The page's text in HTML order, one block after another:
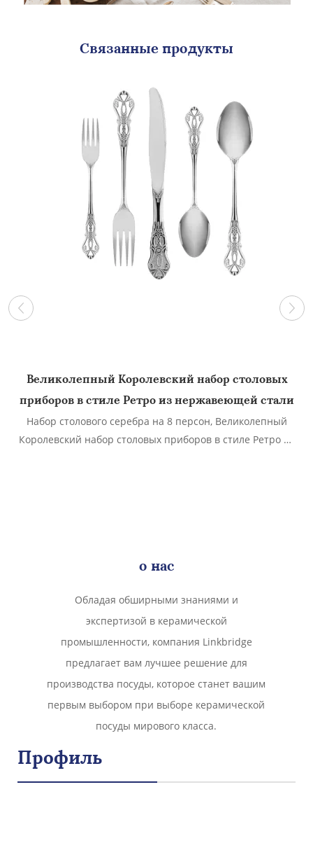
Связанные продукты
Великолепный Королевский набор столовых
приборов в стиле Ретро из нержавеющей стали
Набор столового серебра на 8 персон, Великолепный
Королевский набор столовых приборов в стиле Ретро из
о нас
Обладая обширными знаниями и
экспертизой в керамической
промышленности, компания Linkbridge
предлагает вам лучшее решение для
производства посуды, которое станет вашим
первым выбором при выборе керамической
посуды мирового класса.
Профиль